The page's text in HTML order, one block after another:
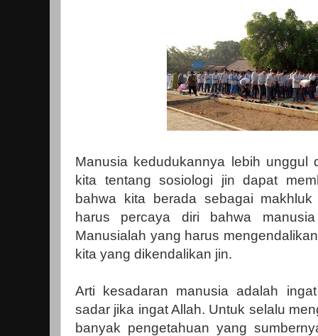
Manusia kedudukannya lebih unggul
kita tentang sosiologi jin dapat
bahwa kita berada sebagai
harus percaya diri bahwa
Manusialah yang harus
kita yang dikendalikan jin.
Arti kesadaran manusia adalah
sadar jika ingat Allah. Untuk selalu
banyak pengetahuan yang